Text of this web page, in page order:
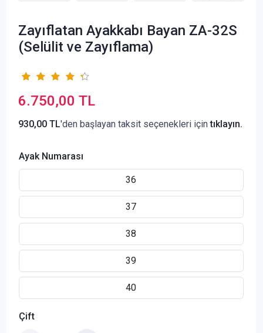
Zayıflatan Ayakkabı Bayan ZA-32S
(Selülit ve Zayıflama)
6.750,00 TL
930,00 TL'den başlayan taksit seçenekleri içintıklayın.
Ayak Numarası
36
37
38
39
40
Çift